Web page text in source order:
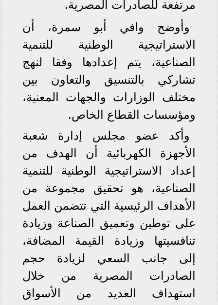
مرتفعة للصادرات المصرية.
وأوضح وافي أبو سمرة، أن
الاستراتيجية الوطنية للتنمية
الصناعية، يتم إعدادها وفقا لنهج
تشاركي بالتنسيق والتعاون بين
مختلف الوزارات والجهات المعنية،
ومؤسسات القطاع الخاص.
وأكد عضو مجلس إدارة شعبة
الأجهزة الكهربائية أن الهدف من
إعداد الاستراتيجية الوطنية للتنمية
الصناعية، هو تحقيق مجموعة من
الأهداف الرئيسية التي تتضمن العمل
على توطين وتعميق الصناعة وزيادة
تنافسيتها وزيادة القيمة المضافة،
إلى جانب السعي لزيادة حجم
الصادرات المصرية من خلال
استهداف العديد من الأسواق